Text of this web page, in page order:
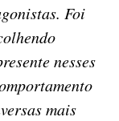
Foi
nesses
mais